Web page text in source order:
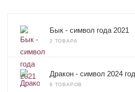
Бык - символ года 2021
2 ТОВАРА
Дракон - символ 2024
8 ТОВАРОВ